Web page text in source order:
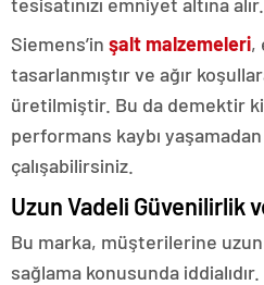
Siemens’in şalt malzemeleri,
tasarlanmıştır ve ağır
üretilmiştir. Bu da demektir
performans kaybı
çalışabilirsiniz.
Uzun Vadeli Güvenilirlik
Bu marka, müşterilerine
sağlama konusunda iddialıdır.